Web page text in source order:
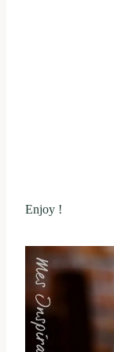
Enjoy !